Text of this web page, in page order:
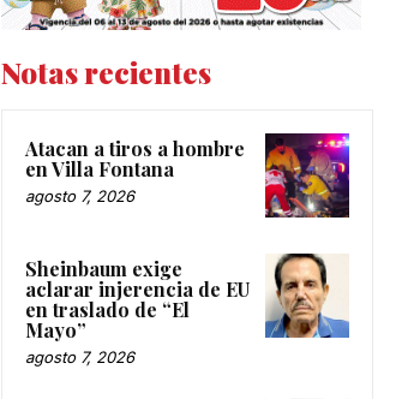
Notas recientes
Atacan a tiros a hombre
en Villa Fontana
agosto 7, 2026
Sheinbaum exige
aclarar injerencia de EU
en traslado de “El
Mayo”
agosto 7, 2026